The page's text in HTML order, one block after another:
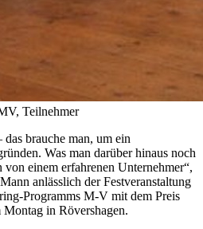
Teilnehmer
brauche man, um ein
Was man darüber hinaus noch
einem erfahrenen Unternehmer“,
anlässlich der Festveranstaltung
Programms M-V mit dem Preis
in Rövershagen.